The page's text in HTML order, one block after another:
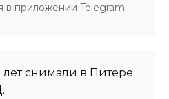
в приложении Telegram
лет снимали в Питере